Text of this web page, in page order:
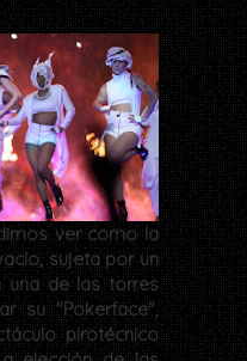
ver como la
sujeta por un
una de las torres
su "Pokerface",
pirotécnico